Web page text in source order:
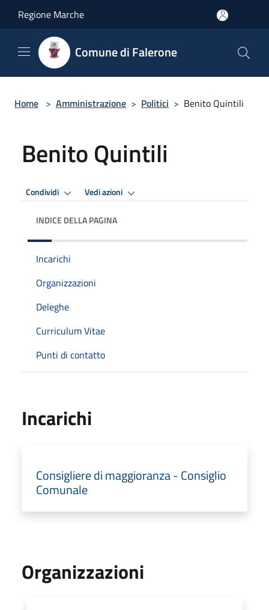
Regione Marche
Comune di Falerone
Home > Amministrazione > Politici > Benito Quintili
Benito Quintili
Condividi Vedi azioni
INDICE DELLA PAGINA
Incarichi
Organizzazioni
Deleghe
Curriculum Vitae
Punti di contatto
Incarichi
Consigliere di maggioranza - Consiglio
Comunale
Organizzazioni